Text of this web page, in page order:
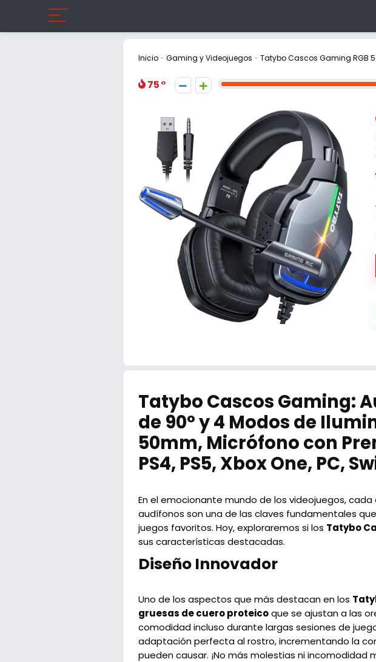
Inicio- Gaming y Videojuegos - Tatybo Cascos Gaming RGB
75
Tatybo Cascos Gaming:
de 90° y 4 Modos de
50mm, Micrófono con
PS4, PS5, Xbox One, PC,
En el emocionante mundo de los videojuegos,
audífonos son una de las claves fundamentales
juegos favoritos. Hoy, exploraremos si los Tatybo
sus características destacadas.
Diseño Innovador
Uno de los aspectos que más destacan en los
gruesas de cuero proteicoque se ajustan a las
comodidad incluso durante largas sesiones de
adaptación perfecta al rostro, incrementando la
pueden causar. ¡No más molestias ni